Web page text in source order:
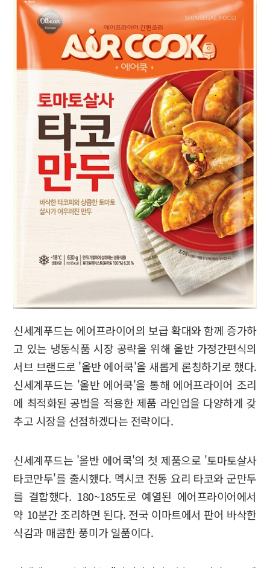
신세계푸드는 에어프라이어의 보급 확대와 함께 증가하
고 있는 냉동식품 시장 공략을 위해 올반 가정간편식의
서브 브랜드로 '올반 에어쿡'을 새롭게 론칭하기로 했다.
신세계푸드는 '올반 에어쿡'을 통해 에어프라이어 조리
에 최적화된 공법을 적용한 제품 라인업을 다양하게 갖
추고 시장을 선점하겠다는 전략이다.
신세계푸드는 '올반 에어쿡'의 첫 제품으로 '토마토살사
타코만두'를 출시했다. 멕시코 전통 요리 타코와 군만두
를 결합했다. 180~185도로 예열된 에어프라이어에서
약 10분간 조리하면 된다. 전국 이마트에서 판어 바삭한
식감과 매콤한 풍미가 일품이다.